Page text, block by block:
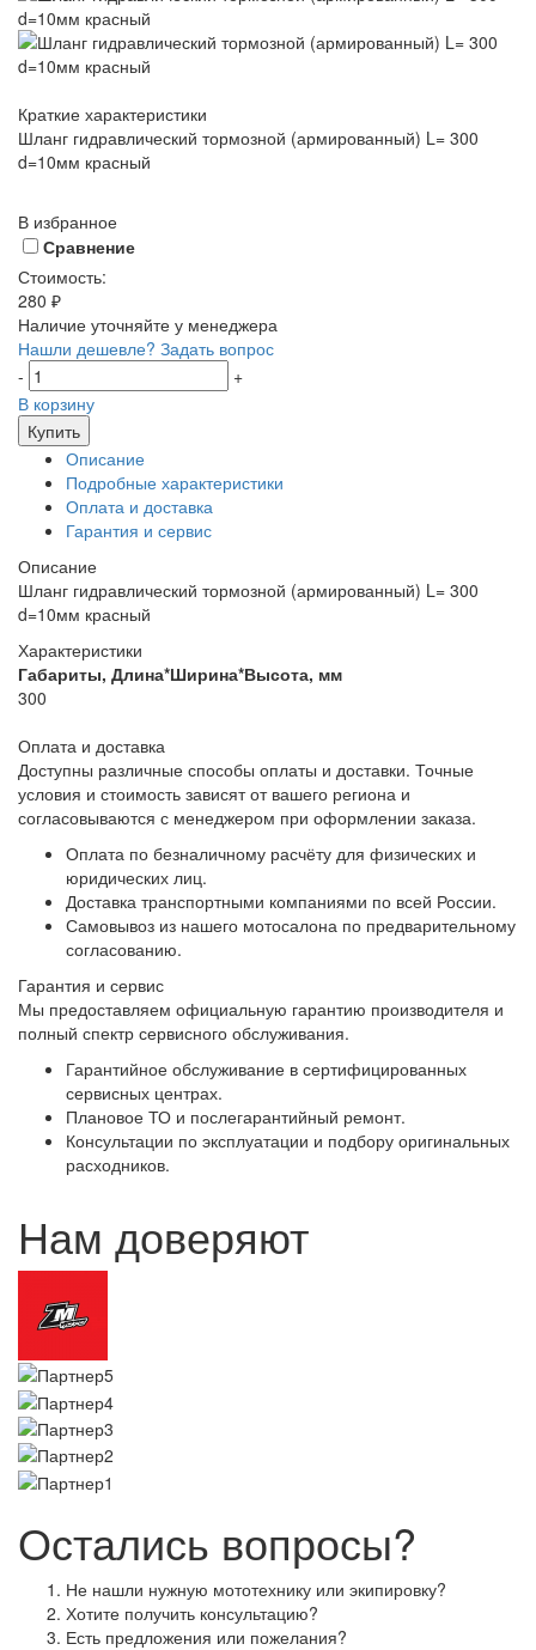
Краткие характеристики
Шланг гидравлический тормозной (армированный) L= 300
d=10мм красный
В избранное
Сравнение
Стоимость:
280 ₽
Наличие уточняйте у менеджера
Нашли дешевле? Задать вопрос
-
+
В корзину
Купить
Описание
Подробные характеристики
Оплата и доставка
Гарантия и сервис
Описание
Шланг гидравлический тормозной (армированный) L= 300
d=10мм красный
Характеристики
Габариты, Длина*Ширина*Высота, мм
300
Оплата и доставка
Доступны различные способы оплаты и доставки. Точные
условия и стоимость зависят от вашего региона и
согласовываются с менеджером при оформлении заказа.
Оплата по безналичному расчёту для физических и
юридических лиц.
Доставка транспортными компаниями по всей России.
Самовывоз из нашего мотосалона по предварительному
согласованию.
Гарантия и сервис
Мы предоставляем официальную гарантию производителя и
полный спектр сервисного обслуживания.
Гарантийное обслуживание в сертифицированных
сервисных центрах.
Плановое ТО и послегарантийный ремонт.
Консультации по эксплуатации и подбору оригинальных
расходников.
Нам доверяют
Остались вопросы?
Не нашли нужную мототехнику или экипировку?
Хотите получить консультацию?
Есть предложения или пожелания?